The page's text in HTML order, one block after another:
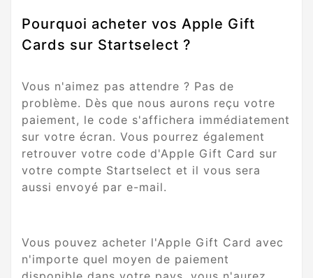
Pourquoi acheter vos Apple Gift
Cards sur Startselect ?
Vous n'aimez pas attendre ? Pas de
problème. Dès que nous aurons reçu votre
paiement, le code s'affichera immédiatement
sur votre écran. Vous pourrez également
retrouver votre code d'Apple Gift Card sur
votre compte Startselect et il vous sera
aussi envoyé par e-mail.
Vous pouvez acheter l'Apple Gift Card avec
n'importe quel moyen de paiement